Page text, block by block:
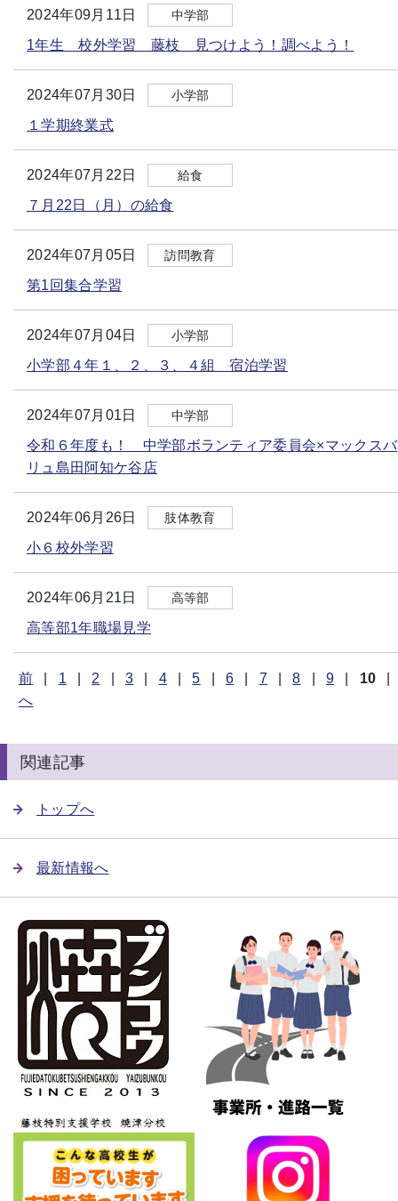
2024年09月11日 中学部
1年生 校外学習 藤枝 見つけよう！調べよう！
2024年07月30日 小学部
１学期終業式
2024年07月22日 給食
７月22日（月）の給食
2024年07月05日 訪問教育
第1回集合学習
2024年07月04日 小学部
小学部４年１、２、３、４組 宿泊学習
2024年07月01日 中学部
令和６年度も！ 中学部ボランティア委員会×マックスバ
リュ島田阿知ケ谷店
2024年06月26日 肢体教育
小６校外学習
2024年06月21日 高等部
高等部1年職場見学
前
へ
1 2 3 4 5 6 7 8 9 10
関連記事
トップへ
最新情報へ